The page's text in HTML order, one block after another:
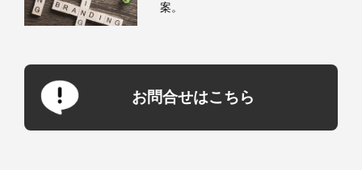
案。
お問合せはこちら